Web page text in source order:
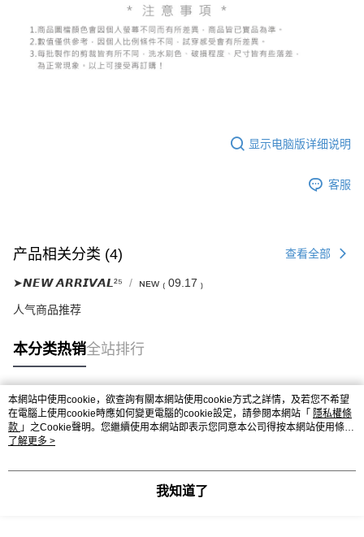
显示电脑版详细说明
客服
产品相关分类 (4) 查看全部
➤𝙉𝙀𝙒 𝘼𝙍𝙍𝙄𝙑𝘼𝙇²⁵ ɴᴇᴡ ₍ 09.17 ₎
人气商品推荐
本分类热销全站排行
热门标签
本網站中使用cookie，欲查詢有關本網站使用cookie方式之詳情，及若您不希望
在電腦上使用cookie時應如何變更電腦的cookie設定，請參閱本網站「 隱私權條
款 」之Cookie聲明。您繼續使用本網站即表示您同意本公司得按本網站使用條款
之Cookie聲明使用cookie。
了解更多 >
我知道了